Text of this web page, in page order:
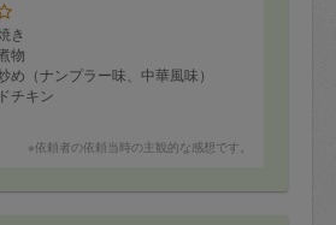
き
物
め（ナンプラー味、中華風味）
チキン
※依頼者の依頼当時の主観的な感想です。